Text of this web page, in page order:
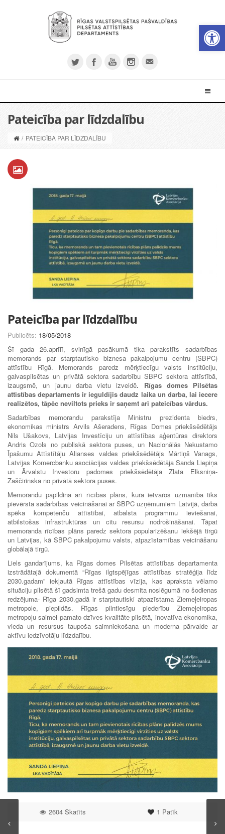
Pateicība par līdzdalību
/ PATEICĪBA PAR LĪDZDALĪBU
Pateicība par līdzdalību
Publicēts: 18/05/2018
Šī gada 26.aprīlī, svinīgā pasākumā tika parakstīts sadarbības
memorands par starptautisko biznesa pakalpojumu centru (SBPC)
attīstību Rīgā. Memorands paredz mērķtiecīgu valsts institūciju,
galvaspilsētas un privātā sektora sadarbību SBPC sektora attīstībā,
izaugsmē, un jaunu darba vietu izveidē. Rīgas domes Pilsētas
attīstības departaments ir ieguldījis daudz laika un darba, lai iecere
realizētos, tāpēc neviltots prieks ir saņemt arī pateicības vārdus.
Sadarbības memorandu parakstīja Ministru prezidenta biedrs,
ekonomikas ministrs Arvils Ašeradens, Rīgas Domes priekšsēdētājs
Nils Ušakovs, Latvijas Investīciju un attīstības aģentūras direktors
Andris Ozols no publiskā sektora puses, un Nacionālās Nekustamo
Īpašumu Attīstītāju Alianses valdes priekšsēdētājs Mārtiņš Vanags,
Latvijas Komercbanku asociācijas valdes priekšsēdētāja Sanda Liepiņa
un Ārvalstu Investoru padomes priekšsēdētāja Zlata Elksniņa-
Zaščirinska no privātā sektora puses.
Memorandu papildina arī rīcības plāns, kura ietvaros uzmanība tiks
pievērsta sadarbības veicināšanai ar SBPC uzņēmumiem Latvijā, darba
spēka kompetenču attīstībai, atbalsta programmu ieviešanai,
atbilstošas infrastruktūras un citu resursu nodrošināšanai. Tāpat
memoranda rīcības plāns paredz sektora popularizēšanu iekšējā tirgū
un Latvijas, kā SBPC pakalpojumu valsts, atpazīstamības veicināšanu
globālajā tirgū.
Liels gandarījums, ka Rīgas domes Pilsētas attīstības departamenta
izstrādātajā dokumentā “Rīgas ilgtspējīgas attīstības stratēģija līdz
2030.gadam” iekļautā Rīgas attīstības vīzija, kas apraksta vēlamo
situāciju pilsētā šī gadsimta trešā gadu desmita noslēgumā no šodienas
redzējuma- Rīga 2030.gadā ir starptautiski atpazīstama Ziemeļeiropas
metropole, piepildās. Rīgas pilntiesīgu piederību Ziemeļeiropas
metropoļu saimei pamato dzīves kvalitāte pilsētā, inovatīva ekonomika,
vieda un resursus taupoša saimniekošana un moderna pārvalde ar
aktīvu iedzīvotāju līdzdalību.
1 Patīk
2604 Skatīts